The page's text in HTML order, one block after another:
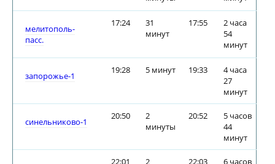
мелитополь-
пасс.
17:24
31
минут
17:55
2 часа
54
минут
запорожье-1
19:28 5 минут 19:33
4 часа
27
минут
синельниково-1
20:50
2
минуты
20:52
5 часов
44
минут
22:01
2
22:03
6 часов